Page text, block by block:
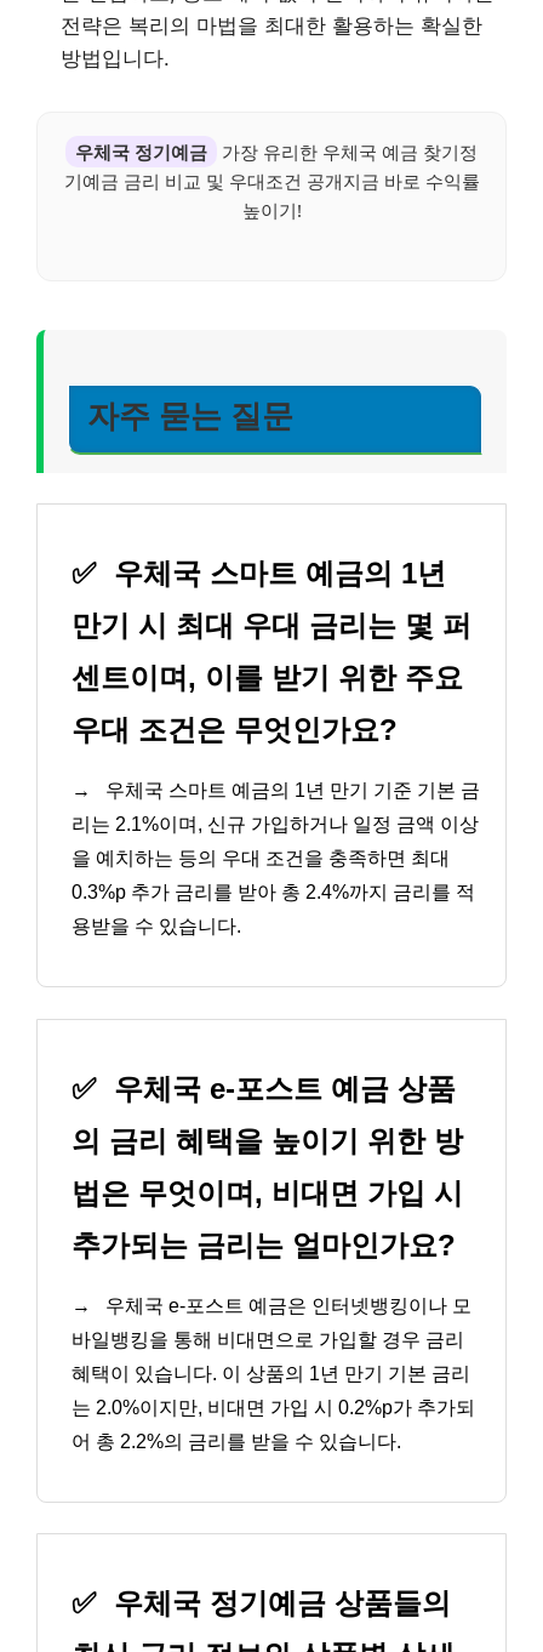
전략은 복리의 마법을 최대한 활용하는 확실한
방법입니다.
우체국 정기예금
가장 유리한 우체국 예금 찾기정
기예금 금리 비교 및 우대조건 공개지금 바로 수익률
높이기!
자주 묻는 질문
✅ 우체국 스마트 예금의 1년
만기 시 최대 우대 금리는 몇 퍼
센트이며, 이를 받기 위한 주요
우대 조건은 무엇인가요?
→
우체국 스마트 예금의 1년 만기 기준 기본 금
리는 2.1%이며, 신규 가입하거나 일정 금액 이상
을 예치하는 등의 우대 조건을 충족하면 최대
0.3%p 추가 금리를 받아 총 2.4%까지 금리를 적
용받을 수 있습니다.
✅ 우체국 e-포스트 예금 상품
의 금리 혜택을 높이기 위한 방
법은 무엇이며, 비대면 가입 시
추가되는 금리는 얼마인가요?
→
우체국 e-포스트 예금은 인터넷뱅킹이나 모
바일뱅킹을 통해 비대면으로 가입할 경우 금리
혜택이 있습니다. 이 상품의 1년 만기 기본 금리
는 2.0%이지만, 비대면 가입 시 0.2%p가 추가되
어 총 2.2%의 금리를 받을 수 있습니다.
✅ 우체국 정기예금 상품들의